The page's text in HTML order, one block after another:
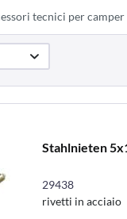
tecnici per camper
Stahlnieten
29438
rivetti in acciaio